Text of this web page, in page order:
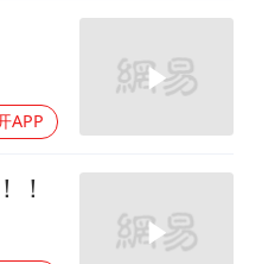
民健身 共筑健康中国
APP
！